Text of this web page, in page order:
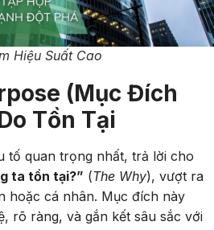
Hiệu Suất Cao
(Mục Đích
Tồn Tại
tố quan trọng nhất, trả lời cho
ta tồn tại?” (The Why), vượt ra
hoặc cá nhân. Mục đích này
rõ ràng, và gắn kết sâu sắc với